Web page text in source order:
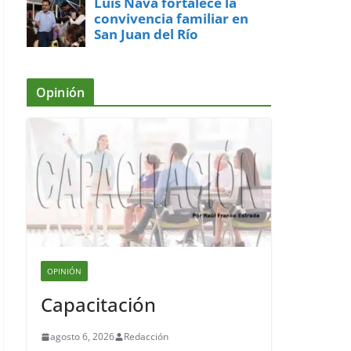
convivencia familiar en
San Juan del Río
Opinión
OPINIÓN
Capacitación
agosto 6, 2026 Redacción